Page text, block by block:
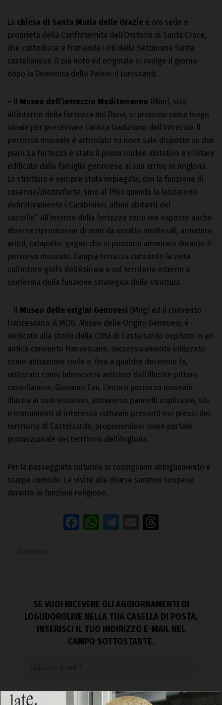
La chiesa di Santa Maria delle Grazie è ora sede e
proprietà della Confraternita dell’Oratorio di Santa Croce,
che custodisce e tramanda i riti della Settimana Santa
castellanese. Il più noto ed originale si svolge il giorno
dopo la Domenica delle Palme: il Lunissanti.
– Il Museo dell’intreccio Mediterraneo (Mim), sito
all’interno della fortezza dei Doria, si propone come luogo
ideale per preservare l’antica tradizione dell’intreccio. Il
percorso museale è articolato su nove sale disposte su due
piani. La fortezza è stato il primo nucleo abitativo e militare
edificato dalla famiglia genovese al suo arrivo in Anglona.
La struttura è sempre stata impiegata, con la funzione di
caserma/piazzaforte, sino al 1963 quando la lasciarono
definitivamente i Carabinieri, ultimi abitanti del
castello”. All’interno della fortezza sono ora esposte anche
diverse riproduzioni di armi da assalto medievali, armature,
arieti, catapulte, gogne che si possono ammirare durante il
percorso museale. L’ampia terrazza consente la vista
sull’intero golfo dell’Asinara e sul territorio interno a
conferma della funzione strategica della struttura.
– Il Museo delle origini Genovesi (Mog) ed il convento
Francescano: il MOG, Museo delle Origini Genovesi, è
dedicato alla storia della Città di Castelsardo ospitato in un
antico convento francescano, successivamente utilizzato
come abitazione civile e, fino a qualche decennio fa,
utilizzato come laboratorio artistico dell’illustre pittore
castellanese, Giovanni Cau. L’intero percorso museale
illustra ai suoi visitatori, attraverso pannelli esplicativi, siti
e monumenti di interesse culturale presenti nei pressi del
territorio di Castelsardo, proponendosi come portale
promozionale del territorio dell’Anglona.
Per la passeggiata culturale si consigliano abbigliamento e
scarpe comode. Le visite alle chiese saranno sospese
durante le funzioni religiose.
Facebook
WhatsApp
Telegram
Email
Castelsardo
SE VUOI RICEVERE GLI AGGIORNAMENTI DI
LOGUDOROLIVE NELLA TUA CASELLA DI POSTA,
INSERISCI IL TUO INDIRIZZO E-MAIL NEL
CAMPO SOTTOSTANTE.
Non inviamo spam! Leggi la nostra